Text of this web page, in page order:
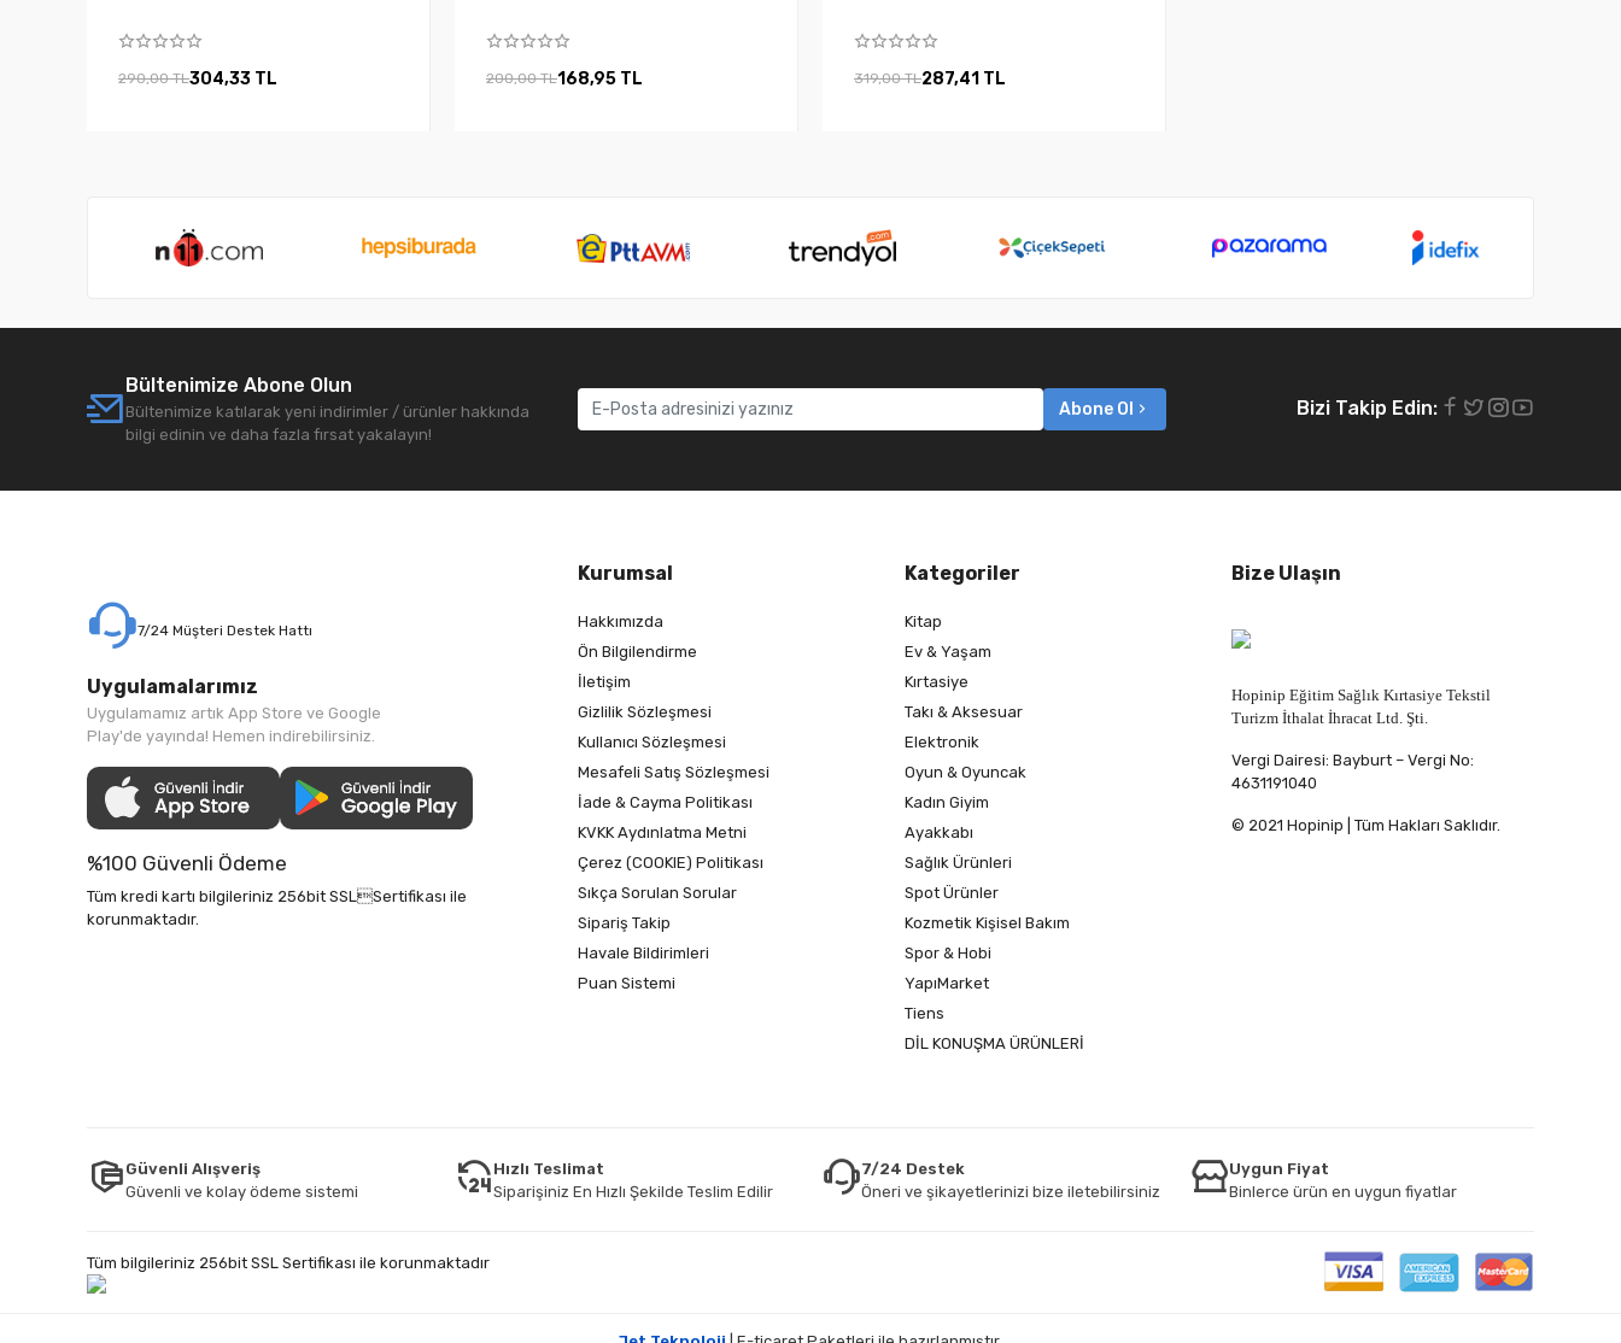
290,00 TL304,33 TL 200,00 TL168,95 TL 319,00 TL287,41 TL
Bültenimize Abone Olun
Bültenimize katılarak yeni indirimler / ürünler hakkında
bilgi edinin ve daha fazla fırsat yakalayın!
Abone Ol Bizi Takip Edin:
7/24 Müşteri Destek Hattı
Uygulamalarımız
Uygulamamız artık App Store ve Google
Play'de yayında! Hemen indirebilirsiniz.
%100 Güvenli Ödeme
Tüm kredi kartı bilgileriniz 256bit SSLSertifikası ile
korunmaktadır.
Kurumsal
Hakkımızda
Ön Bilgilendirme
İletişim
Gizlilik Sözleşmesi
Kullanıcı Sözleşmesi
Mesafeli Satış Sözleşmesi
İade & Cayma Politikası
KVKK Aydınlatma Metni
Çerez (COOKIE) Politikası
Sıkça Sorulan Sorular
Sipariş Takip
Havale Bildirimleri
Puan Sistemi
Kategoriler
Kitap
Ev & Yaşam
Kırtasiye
Takı & Aksesuar
Elektronik
Oyun & Oyuncak
Kadın Giyim
Ayakkabı
Sağlık Ürünleri
Spot Ürünler
Kozmetik Kişisel Bakım
Spor & Hobi
YapıMarket
Tiens
DİL KONUŞMA ÜRÜNLERİ
Bize Ulaşın
Hopinip Eğitim Sağlık Kırtasiye Tekstil
Turizm İthalat İhracat Ltd. Şti.
Vergi Dairesi: Bayburt – Vergi No:
4631191040
© 2021 Hopinip | Tüm Hakları Saklıdır.
Güvenli Alışveriş
Güvenli ve kolay ödeme sistemi
Hızlı Teslimat
Siparişiniz En Hızlı Şekilde Teslim Edilir
7/24 Destek
Öneri ve şikayetlerinizi bize iletebilirsiniz
Uygun Fiyat
Binlerce ürün en uygun fiyatlar
Tüm bilgileriniz 256bit SSL Sertifikası ile korunmaktadır